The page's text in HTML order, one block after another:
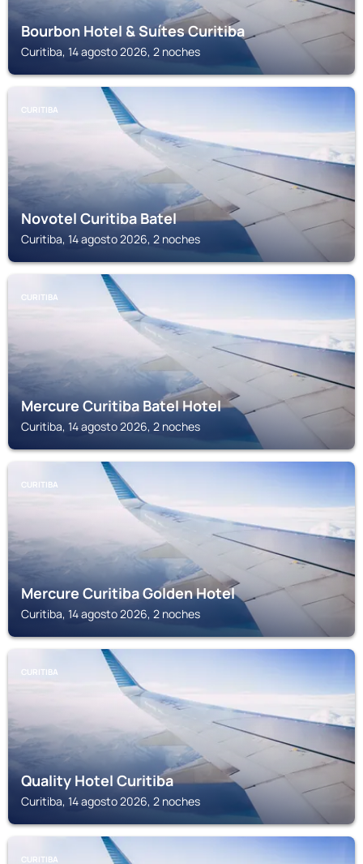
Bourbon Hotel & Suítes Curitiba
Curitiba, 14 agosto 2026, 2 noches
CURITIBA
Novotel Curitiba Batel
Curitiba, 14 agosto 2026, 2 noches
CURITIBA
Mercure Curitiba Batel Hotel
Curitiba, 14 agosto 2026, 2 noches
CURITIBA
Mercure Curitiba Golden Hotel
Curitiba, 14 agosto 2026, 2 noches
CURITIBA
Quality Hotel Curitiba
Curitiba, 14 agosto 2026, 2 noches
CURITIBA